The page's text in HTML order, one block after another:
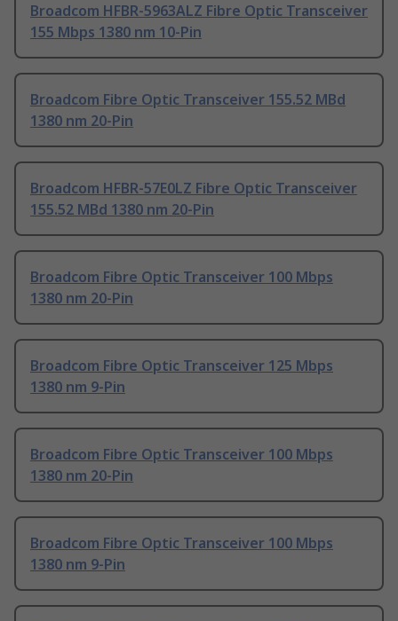
Broadcom HFBR-5963ALZ Fibre Optic Transceiver
155 Mbps 1380 nm 10-Pin
Broadcom Fibre Optic Transceiver 155.52 MBd
1380 nm 20-Pin
Broadcom HFBR-57E0LZ Fibre Optic Transceiver
155.52 MBd 1380 nm 20-Pin
Broadcom Fibre Optic Transceiver 100 Mbps
1380 nm 20-Pin
Broadcom Fibre Optic Transceiver 125 Mbps
1380 nm 9-Pin
Broadcom Fibre Optic Transceiver 100 Mbps
1380 nm 20-Pin
Broadcom Fibre Optic Transceiver 100 Mbps
1380 nm 9-Pin